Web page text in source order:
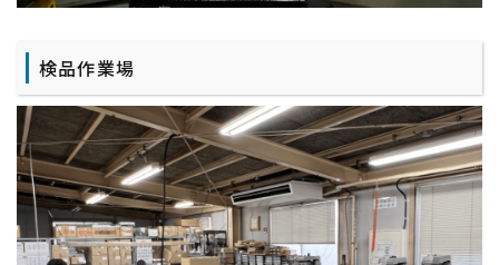
検品作業場